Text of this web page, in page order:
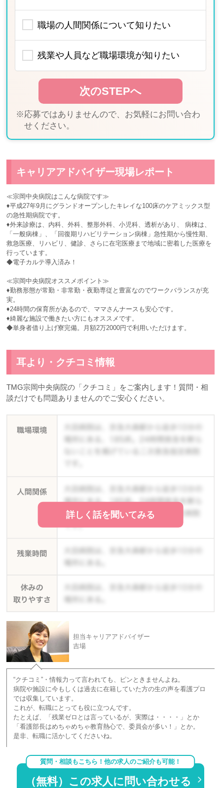
職場の人間関係について知りたい
残業や人員など職場環境が知りたい
※応募ではありませんので、お気軽にお問い合わ
せください。
キャリアアドバイザー現場レポート
≪宗岡中央病院はこんな病院です≫
♦平成27年9月にグランドオープンしたキレイな100床のケアミックス型
の急性期病院です。
♦外来診療は、内科、外科、整形外科、小児科、透析があり、 病棟は、
「一般病棟」、「回復期リハビリテーション病棟」急性期から慢性期、
救急医療、リハビリ、健診、さらに在宅医療まで地域に密着した医療を
行っています。
◆電子カルテ導入済み！
≪宗岡中央病院オススメポイント≫
♦勤務形態が常勤・非常勤・夜勤専従と豊富なのでワークバランスが充
実。
♦24時間の保育所があるので、ママさんナースも安心です。
♦綺麗な施設で働きたい方にもオススメです。
◆単身者借り上げ寮完備。月額2万2000円で利用いただけます。
耳より・クチコミ情報
TMG宗岡中央病院の「クチコミ」をご案内します！質問・相
談だけでも問題ありませんのでご安心ください。
詳しく話を聞いてみる
担当キャリアアドバイザー
吉場
“クチコミ”・情報力って言われても、ピンときませんよね。
病院や施設に今もしくは過去に在籍していた方の生の声を看護プロ
では収集しています。
これが、転職にとっても役に立つんです。
たとえば、「残業ゼロとは言っているが、実際は・・・・」とか
「看護部長はめちゃめちゃ教育熱心で、委員会が多い！」とか。
是非、転職に活かしてくださいね。
質問・相談もこちら！他の求人のご紹介も可能！
（無料）この求人に問い合わせる